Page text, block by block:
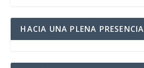
HACIA UNA PLENA PRESENCIA